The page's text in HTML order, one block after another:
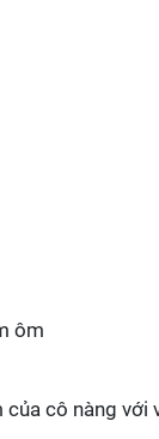
ôm
cô nàng với